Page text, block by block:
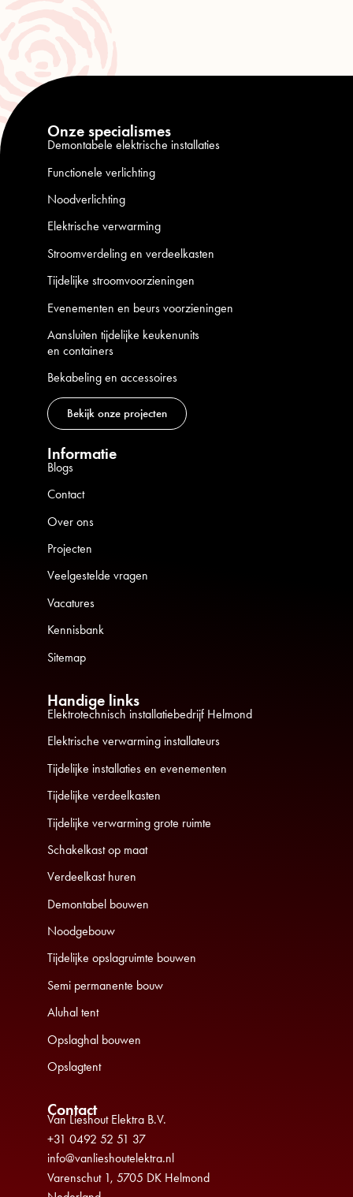
Onze specialismes
Demontabele elektrische installaties
Functionele verlichting
Noodverlichting
Elektrische verwarming
Stroomverdeling en verdeelkasten
Tijdelijke stroomvoorzieningen
Evenementen en beurs voorzieningen
Aansluiten tijdelijke keukenunits
en containers
Bekabeling en accessoires
Bekijk onze projecten
Informatie
Blogs
Contact
Over ons
Projecten
Veelgestelde vragen
Vacatures
Kennisbank
Sitemap
Handige links
Elektrotechnisch installatiebedrijf Helmond
Elektrische verwarming installateurs
Tijdelijke installaties en evenementen
Tijdelijke verdeelkasten
Tijdelijke verwarming grote ruimte
Schakelkast op maat
Verdeelkast huren
Demontabel bouwen
Noodgebouw
Tijdelijke opslagruimte bouwen
Semi permanente bouw
Aluhal tent
Opslaghal bouwen
Opslagtent
Contact
Van Lieshout Elektra B.V.
+31 0492 52 51 37
info@vanlieshoutelektra.nl
Varenschut 1, 5705 DK Helmond